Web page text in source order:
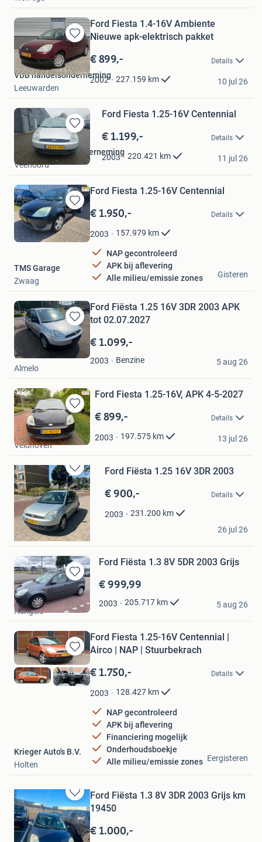
Bewaren
in
Mijn
Favorieten
Ford Fiesta 1.4-16V Ambiente
Nieuwe apk-elektrisch pakket
€ 899,- Details
2002 227.159 km
VDB handelsonderneming
Leeuwarden
10 jul 26
Bewaren
in
Mijn
Favorieten
Ford Fiesta 1.25-16V Centennial
€ 1.199,- Details
2003 220.421 km
Lippold Handelsonderneming
Veenoord
11 jul 26
Bewaren
in
Mijn
Favorieten
Ford Fiesta 1.25-16V Centennial
€ 1.950,- Details
2003 157.979 km
NAP gecontroleerd
APK bij aflevering
Alle milieu/emissie zones
TMS Garage
Zwaag
Gisteren
Bewaren
in
Mijn
Favorieten
Ford Fiësta 1.25 16V 3DR 2003 APK
tot 02.07.2027
€ 1.099,-
2003 Benzine
Oskar Plowens
Almelo
5 aug 26
Bewaren
in
Mijn
Favorieten
Ford Fiesta 1.25-16V, APK 4-5-2027
€ 899,- Details
2003 197.575 km
Hove Auto's
Veldhoven
13 jul 26
Bewaren
in
Mijn
Favorieten
Ford Fiësta 1.25 16V 3DR 2003
€ 900,- Details
2003 231.200 km
Quinty
Alphen aan den Rijn
26 jul 26
Bewaren
in
Mijn
Favorieten
Ford Fiësta 1.3 8V 5DR 2003 Grijs
€ 999,99
2003 205.717 km
Lieke
Hengelo
5 aug 26
Bewaren
in
Mijn
Favorieten
Ford Fiesta 1.25-16V Centennial |
Airco | NAP | Stuurbekrach
€ 1.750,- Details
2003 128.427 km
NAP gecontroleerd
APK bij aflevering
Financiering mogelijk
Onderhoudsboekje
Alle milieu/emissie zones
Krieger Auto's B.V.
Holten
Eergisteren
Bewaren
in
Mijn
Favorieten
Ford Fiësta 1.3 8V 3DR 2003 Grijs km
19450
€ 1.000,-